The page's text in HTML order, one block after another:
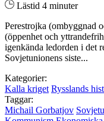
Lästid 4 minuter
Perestrojka (ombyggnad
(öppenhet och
igenkända ledorden i det
Sovjetunionens siste...
Kategorier:
Kalla kriget Rysslands
Taggar:
Michail Gorbatjov